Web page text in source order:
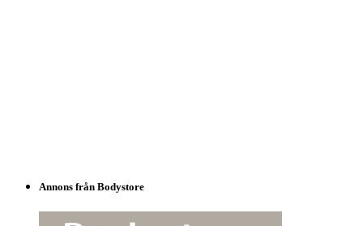
Annons från Bodystore